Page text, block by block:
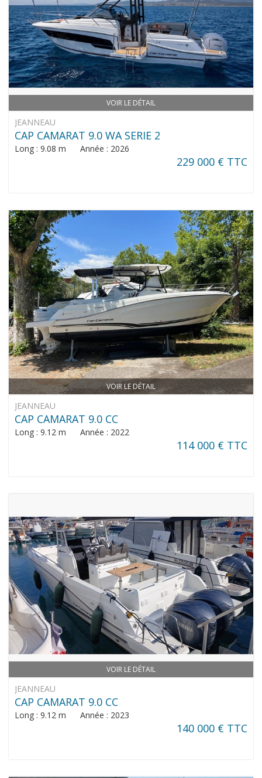
VOIR LE DÉTAIL
JEANNEAU
CAP CAMARAT 9.0 WA SERIE 2
Long : 9.08 m Année : 2026
229 000 € TTC
VOIR LE DÉTAIL
JEANNEAU
CAP CAMARAT 9.0 CC
Long : 9.12 m Année : 2022
114 000 € TTC
VOIR LE DÉTAIL
JEANNEAU
CAP CAMARAT 9.0 CC
Long : 9.12 m Année : 2023
140 000 € TTC